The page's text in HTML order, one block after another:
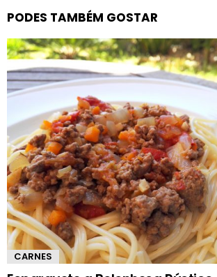
PODES TAMBÉM GOSTAR
CARNES